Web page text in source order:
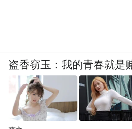
盗香窃玉：我的青春就是